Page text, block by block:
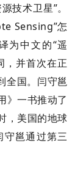
技术卫星”。
Sensing”怎
为中文的“遥
，并首次在正
全国。闫守邕
》一书推动了
，美国的地球
守邕通过第三